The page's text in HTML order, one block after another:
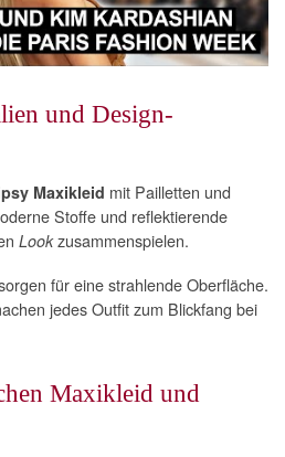
und Design-
Maxikleid mit Pailletten und
Stoffe und reflektierende
Lookzusammenspielen.
für eine strahlende Oberfläche.
jedes Outfit zum Blickfang bei
Maxikleid und